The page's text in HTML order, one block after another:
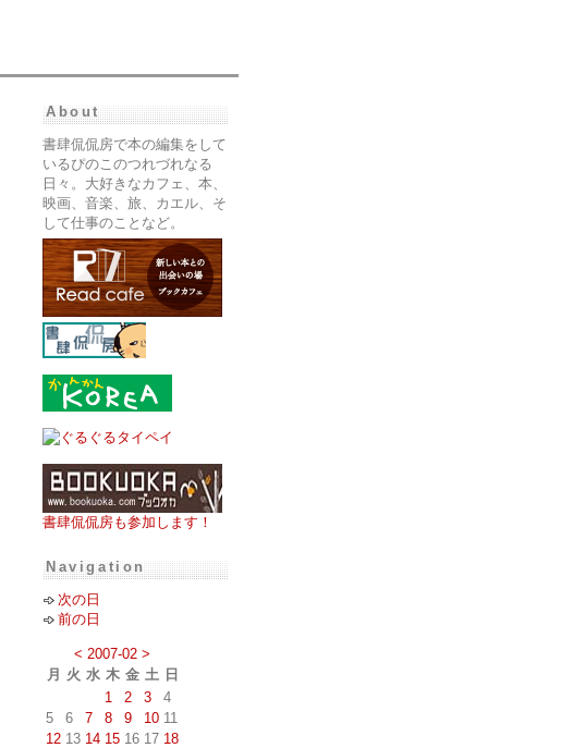
About
書肆侃侃房で本の編集をして
いるぴのこのつれづれなる
日々。大好きなカフェ、本、
映画、音楽、旅、カエル、そ
して仕事のことなど。
書肆侃侃房も参加します！
Navigation
次の日
前の日
< 2007-02 >
月
火 水 木 金 土 日
1
2 3
4
5
6 7 8 9 10 11
12 13 14 15 16 17 18